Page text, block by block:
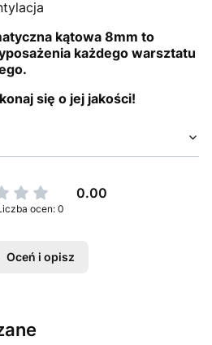
kątowa 8mm to
każdego warsztatu
się o jej jakości!
0.00
ocen: 0
Oceń i opisz